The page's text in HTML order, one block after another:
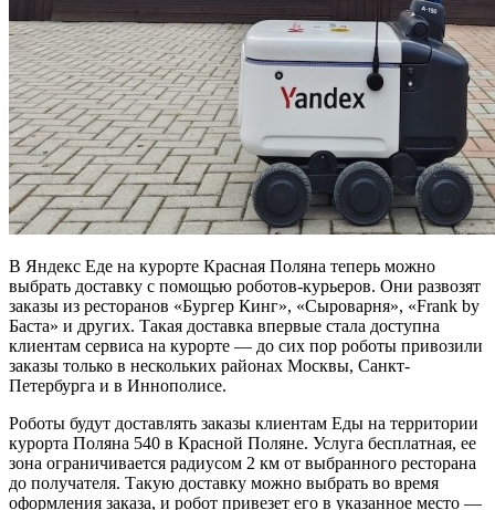
В Яндекс Еде на курорте Красная Поляна теперь можно
выбрать доставку с помощью роботов-курьеров. Они развозят
заказы из ресторанов «Бургер Кинг», «Сыроварня», «Frank by
Баста» и других. Такая доставка впервые стала доступна
клиентам сервиса на курорте — до сих пор роботы привозили
заказы только в нескольких районах Москвы, Санкт-
Петербурга и в Иннополисе.
Роботы будут доставлять заказы клиентам Еды на территории
курорта Поляна 540 в Красной Поляне. Услуга бесплатная, ее
зона ограничивается радиусом 2 км от выбранного ресторана
до получателя. Такую доставку можно выбрать во время
оформления заказа, и робот привезет его в указанное место —